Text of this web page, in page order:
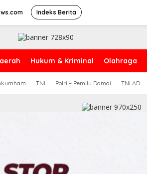
Indeks Berita
Hukum & Kriminal Olahraga
TNI Polri – Pemilu Damai TNI AD